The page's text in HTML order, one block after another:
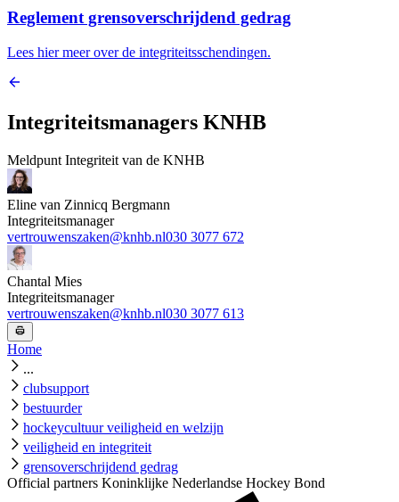
Reglement grensoverschrijdend gedrag
Lees hier meer over de integriteitsschendingen.
Integriteitsmanagers KNHB
Meldpunt Integriteit van de KNHB
Eline van Zinnicq Bergmann
Integriteitsmanager
vertrouwenszaken@knhb.nl030 3077 672
Chantal Mies
Integriteitsmanager
vertrouwenszaken@knhb.nl030 3077 613
Home
...
clubsupport
bestuurder
hockeycultuur veiligheid en welzijn
veiligheid en integriteit
grensoverschrijdend gedrag
Official partners Koninklijke Nederlandse Hockey Bond